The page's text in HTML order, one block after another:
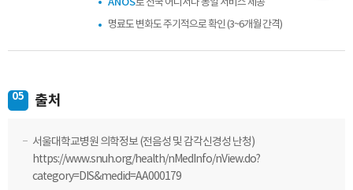
로 전국 어디서나 동일 서비스 제공
명료도 변화도 주기적으로 확인 (3~6개월 간격)
05 출처
서울대학교병원 의학정보 (전음성 및 감각신경성 난청)
https://www.snuh.org/health/nMedInfo/nView.do?
category=DIS&medid=AA000179